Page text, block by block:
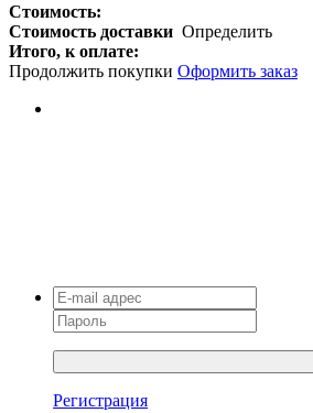
Стоимость:
Стоимость доставки Определить
Итого, к оплате:
Продолжить покупки Оформить заказ
Регистрация